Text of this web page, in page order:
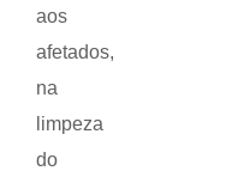
aos
afetados,
na
limpeza
do